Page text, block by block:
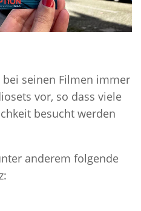
seinen Filmen immer
vor, so dass viele
besucht werden
anderem folgende